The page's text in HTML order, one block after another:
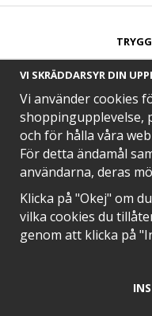
VI SKRÄDDARSYR DIN
Vi använder cookies
shoppingupplevelse,
och för hålla våra
För detta ändamål
användarna, deras
Klicka på "Okej" om
vilka cookies du
genom att klicka på